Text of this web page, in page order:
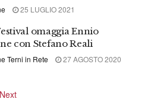
25 LUGLIO 2021
omaggia Ennio
con Stefano Reali
Terni in Rete 27 AGOSTO 2020
Next